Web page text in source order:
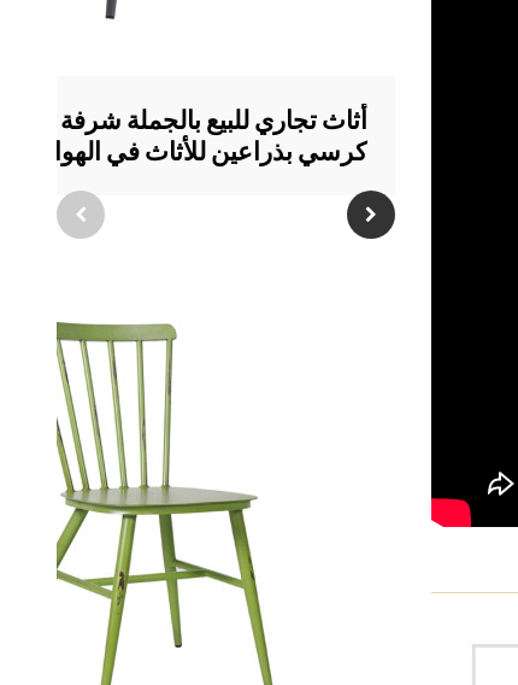
أثاث تجاري للبيع بالجملة شرفة طعام
كرسي بذراعين للأثاث في الهواء